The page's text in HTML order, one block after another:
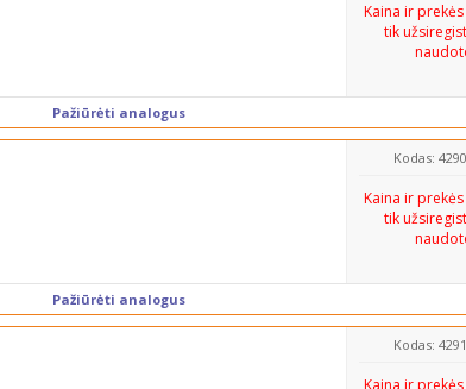
Kaina ir
tik
Pažiūrėti analogus
Kodas:
Kaina ir
tik
Pažiūrėti analogus
Kodas:
Kaina ir